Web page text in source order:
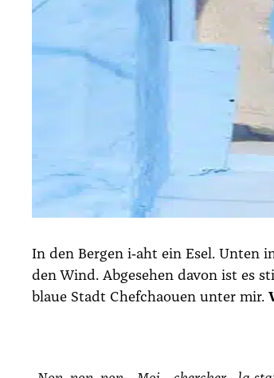
In den Ber­gen i‑aht ein Esel. Unten
den Wind. Abge­se­hen davon ist es
blaue Stadt Chef­chaouen unter mir.